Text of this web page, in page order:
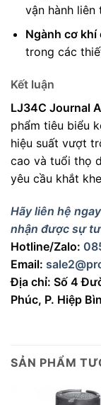
vận hành liên
Ngành cơ khí
trong các
Kết luận
LJ34C Journal
phẩm tiêu biểu
hiệu suất vượt
cao và tuổi thọ
yêu cầu khắt
Hãy liên hệ
nhận được sự
Hotline/Zalo:
Email:
Địa chỉ: Số 4
Phúc, P. Hiệp
SẢN PHẨM